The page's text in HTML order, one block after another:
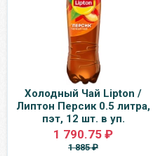
Холодный Чай Lipton /
Липтон Персик 0.5 литра,
пэт, 12 шт. в уп.
1 790.75 ₽
1 885 ₽